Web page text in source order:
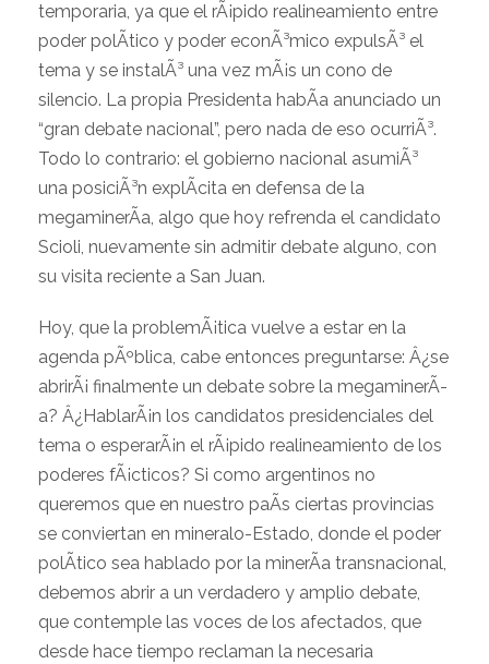
temporaria, ya que el rÃ¡pido realineamiento entre
poder polÃ­tico y poder econÃ³mico expulsÃ³ el
tema y se instalÃ³ una vez mÃ¡s un cono de
silencio. La propia Presidenta habÃ­a anunciado un
“gran debate nacional”, pero nada de eso ocurriÃ³.
Todo lo contrario: el gobierno nacional asumiÃ³
una posiciÃ³n explÃ­cita en defensa de la
megaminerÃ­a, algo que hoy refrenda el candidato
Scioli, nuevamente sin admitir debate alguno, con
su visita reciente a San Juan.
Hoy, que la problemÃ¡tica vuelve a estar en la
agenda pÃºblica, cabe entonces preguntarse: Â¿se
abrirÃ¡ finalmente un debate sobre la megaminerÃ­
a? Â¿HablarÃ¡n los candidatos presidenciales del
tema o esperarÃ¡n el rÃ¡pido realineamiento de los
poderes fÃ¡cticos? Si como argentinos no
queremos que en nuestro paÃ­s ciertas provincias
se conviertan en mineralo-Estado, donde el poder
polÃ­tico sea hablado por la minerÃ­a transnacional,
debemos abrir a un verdadero y amplio debate,
que contemple las voces de los afectados, que
desde hace tiempo reclaman la necesaria